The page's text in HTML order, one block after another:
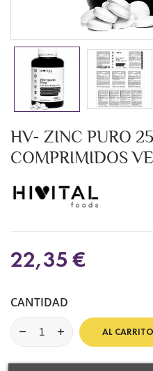
HV- ZINC PURO
COMPRIMIDOS
22,35 €
CANTIDAD
AL CARRITO